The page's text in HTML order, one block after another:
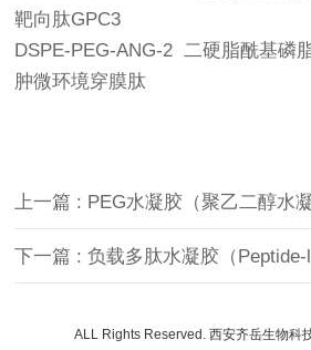
靶向肽GPC3
DSPE-PEG-ANG-2 二硬脂酰基磷
肿微环境穿膜肽
上一篇 : PEG水凝胶（聚乙二醇水
下一篇 : 负载多肽水凝胶（Peptide-
ALL Rights Reserved. 西安齐岳生物科